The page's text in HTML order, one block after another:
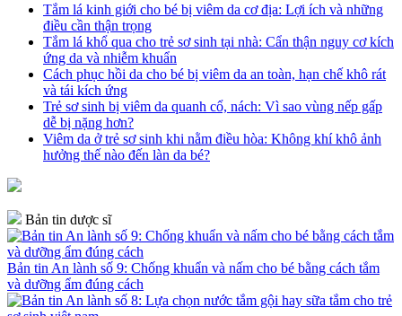
Tắm lá kinh giới cho bé bị viêm da cơ địa: Lợi ích và những
điều cần thận trọng
Tắm lá khổ qua cho trẻ sơ sinh tại nhà: Cẩn thận nguy cơ kích
ứng da và nhiễm khuẩn
Cách phục hồi da cho bé bị viêm da an toàn, hạn chế khô rát
và tái kích ứng
Trẻ sơ sinh bị viêm da quanh cổ, nách: Vì sao vùng nếp gấp
dễ bị nặng hơn?
Viêm da ở trẻ sơ sinh khi nằm điều hòa: Không khí khô ảnh
hưởng thế nào đến làn da bé?
Bản tin dược sĩ
Bản tin An lành số 9: Chống khuẩn và nấm cho bé bằng cách tắm
và dưỡng ẩm đúng cách